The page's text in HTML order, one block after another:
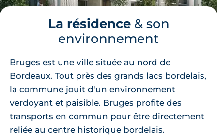
La résidence& son
environnement
Bruges est une ville située au nord de
Bordeaux. Tout près des grands lacs bordelais,
la commune jouit d'un environnement
verdoyant et paisible. Bruges profite des
transports en commun pour être directement
reliée au centre historique bordelais.